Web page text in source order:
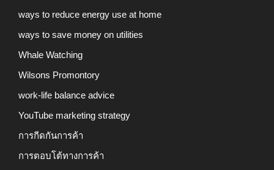
ways to reduce energy use at home
ways to save money on utilities
Whale Watching
Wilsons Promontory
work-life balance advice
YouTube marketing strategy
การกีดกันการค้า
การตอบโต้ทางการค้า